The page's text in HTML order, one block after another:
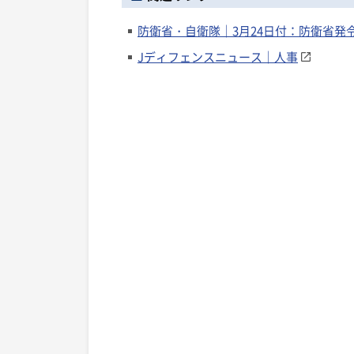
防衛省・自衛隊｜3月24日付：防衛省発
Jディフェンスニュース｜人事